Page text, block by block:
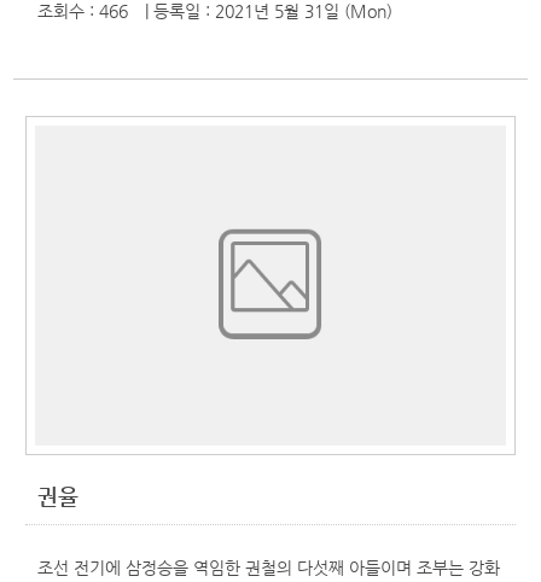
조회수 : 466
| 등록일 : 2021년 5월 31일 (Mon)
권율
조선 전기에 삼정승을 역임한 권철의 다섯째 아들이며 조부는 강화